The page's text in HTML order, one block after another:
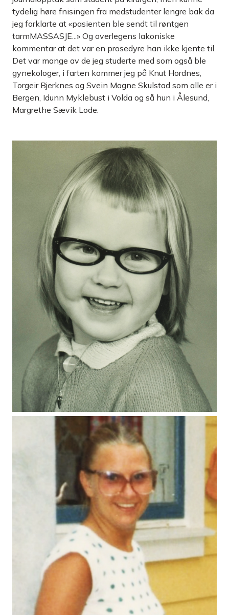
tydelig høre fnisingen fra medstudenter lengre bak da
jeg forklarte at «pasienten ble sendt til røntgen
tarmMASSASJE...» Og overlegens lakoniske
kommentar at det var en prosedyre han ikke kjente til.
Det var mange av de jeg studerte med som også ble
gynekologer, i farten kommer jeg på Knut Hordnes,
Torgeir Bjerknes og Svein Magne Skulstad som alle er i
Bergen, Idunn Myklebust i Volda og så hun i Ålesund,
Margrethe Sævik Lode.